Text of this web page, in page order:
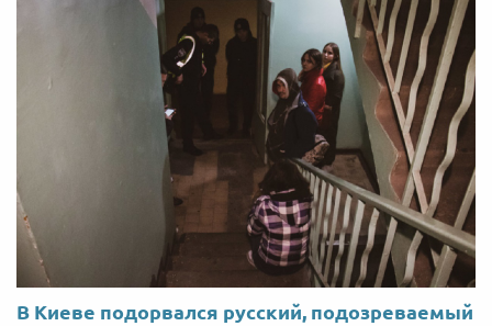
В Киеве подорвался русский, подозреваемый